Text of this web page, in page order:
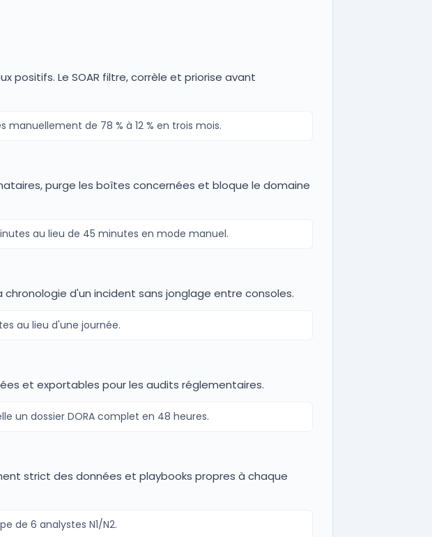
positifs. Le SOAR filtre, corrèle et priorise avant
de 78 % à 12 % en trois mois.
purge les boîtes concernées et bloque le domaine
au lieu de 45 minutes en mode manuel.
chronologie d'un incident sans jonglage entre consoles.
au lieu d'une journée.
et exportables pour les audits réglementaires.
un dossier DORA complet en 48 heures.
strict des données et playbooks propres à chaque
de 6 analystes N1/N2.